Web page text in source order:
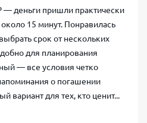
деньги пришли практически
15 минут. Понравилась
срок от нескольких
для планирования
— все условия четко
о погашении
вариант для тех, кто ценит...